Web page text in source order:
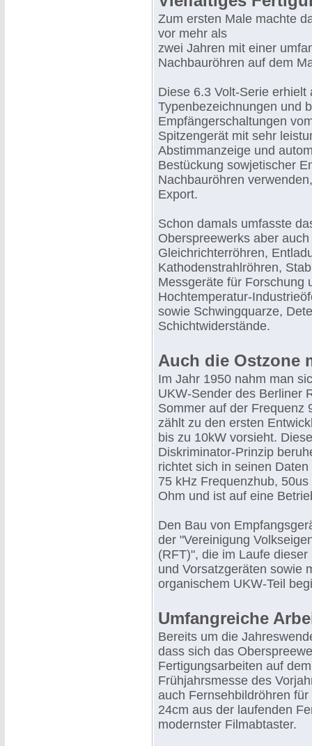
Zum ersten Male machte
vor mehr als
zwei Jahren mit einer
Nachbauröhren auf dem
Diese 6.3 Volt-Serie
Typenbezeichnungen und
Empfängerschaltungen
Spitzengerät mit sehr
Abstimmanzeige und
Bestückung sowjetischer
Nachbauröhren
Export.
Schon damals umfasste
Oberspreewerks aber
Gleichrichterröhren,
Kathodenstrahlröhren,
Messgeräte für Forschung
Hochtemperatur-
sowie Schwingquarze,
Schichtwiderstände.
Auch die Ostzone
Im Jahr 1950 nahm man
UKW-Sender des Berliner
Sommer auf der Frequenz
zählt zu den ersten
bis zu 10kW vorsieht.
Diskriminator-Prinzip
richtet sich in seinen
75 kHz Frequenzhub,
Ohm und ist auf eine
Den Bau von
der "Vereinigung
(RFT)", die im Laufe
und Vorsatzgeräten sowie
organischem UKW-Teil
Umfangreiche
Bereits um die
dass sich das
Fertigungsarbeiten auf
Frühjahrsmesse des
auch Fernsehbildröhren
24cm aus der laufenden
modernster Filmabtaster.